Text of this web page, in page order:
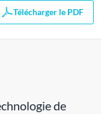
Télécharger le PDF
de